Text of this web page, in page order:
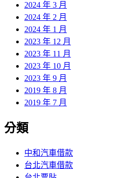
2024 年 3 月
2024 年 2 月
2024 年 1 月
2023 年 12 月
2023 年 11 月
2023 年 10 月
2023 年 9 月
2019 年 8 月
2019 年 7 月
分類
中和汽車借款
台北汽車借款